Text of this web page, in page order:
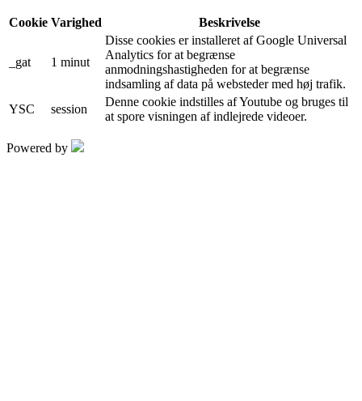
Cookie Varighed Beskrivelse
_gat 1 minut
Disse cookies er installeret af Google Universal
Analytics for at begrænse
anmodningshastigheden for at begrænse
indsamling af data på websteder med høj trafik.
YSC
session
Denne cookie indstilles af Youtube og bruges til
at spore visningen af ​​indlejrede videoer.
Powered by